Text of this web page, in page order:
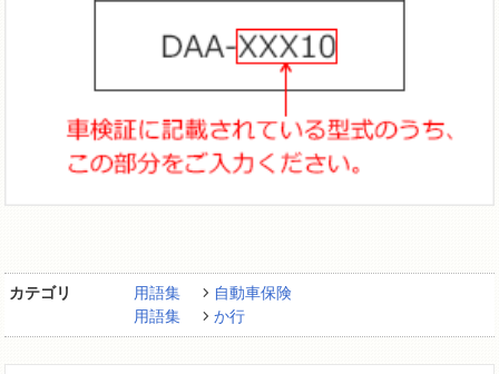
カテゴリ 用語集
自動車保険
用語集
か行